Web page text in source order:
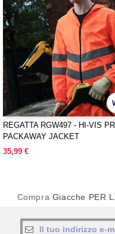
REGATTA RGW497 - HI-VIS
PACKAWAY JACKET
35,99 €
Compra Giacche PER